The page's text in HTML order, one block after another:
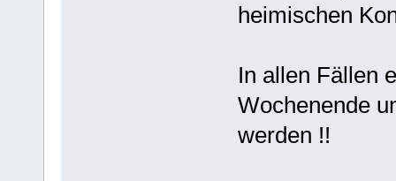
heimischen
In allen Fällen
Wochenende
werden !!